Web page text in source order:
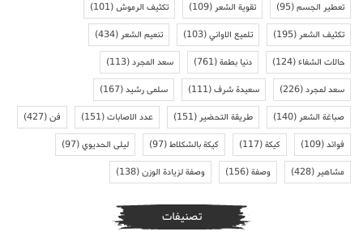
تعطير الجسم(95) تقوية الشعر(109) تكثيف الرموش(101)
تكثيف الشعر(195) تلميع الاواني(103) تنعيم الشعر(434)
حالات الشفاء(124) دنيا بطمة(761) سعد المجرد(113)
سعد لمجرد(226) سعيدة شرف(111) سلمى رشيد(167)
صباغة الشعر(140) طريقة التحضير(151) عدد الاصابات(151) فن(427)
فوائد(109) كيكة(117) كيكة بالشكلاط(97) ليلى الحديوي(97)
مشاهير(428) وصفة(156) وصفة لزيادة الوزن(138)
تصنيفات